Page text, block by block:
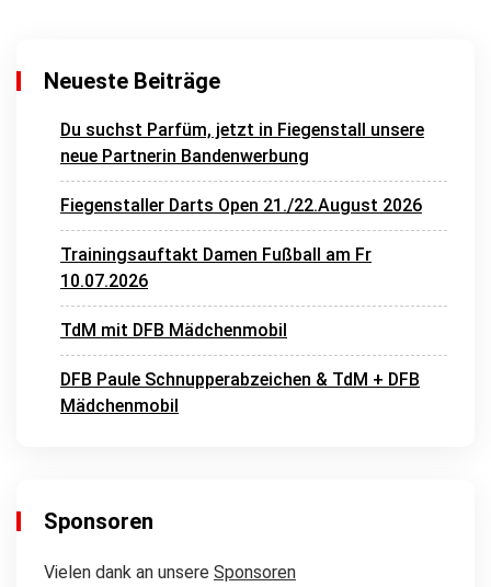
Neueste Beiträge
Du suchst Parfüm, jetzt in Fiegenstall unsere
neue Partnerin Bandenwerbung
Fiegenstaller Darts Open 21./22.August 2026
Trainingsauftakt Damen Fußball am Fr
10.07.2026
TdM mit DFB Mädchenmobil
DFB Paule Schnupperabzeichen & TdM + DFB
Mädchenmobil
Sponsoren
Vielen dank an unsere Sponsoren